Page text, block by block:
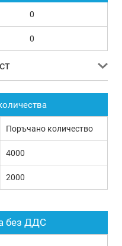
без ДДС
0
0
Поръчано количество
4000
2000